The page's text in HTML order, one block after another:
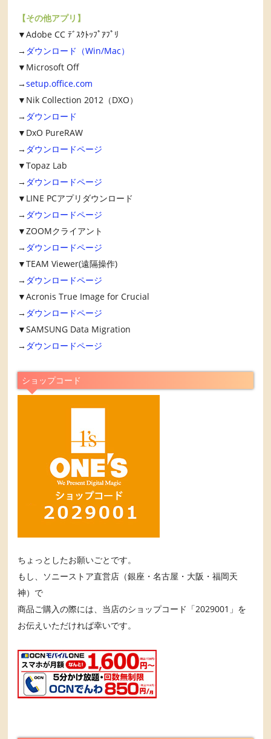
【その他アプリ】
▼Adobe CC ﾃﾞｽｸﾄｯﾌﾟｱﾌﾟﾘ
→ ダウンロード（Win/Mac）
▼Microsoft Off
→setup.office.com
▼Nik Collection 2012（DXO）
→ ダウンロード
▼DxO PureRAW
→ ダウンロードページ
▼Topaz Lab
→ ダウンロードページ
▼LINE PCアプリダウンロード
→ ダウンロードページ
▼ZOOMクライアント
→ ダウンロードページ
▼TEAM Viewer(遠隔操作)
→ ダウンロードページ
▼Acronis True Image for Crucial
→ ダウンロードページ
▼SAMSUNG Data Migration
→ ダウンロードページ
ショップコード
ちょっとしたお願いごとです。
もし、ソニーストア直営店（銀座・名古屋・大阪・福岡天
神）で
商品ご購入の際には、当店のショップコード「2029001」を
お伝えいただければ幸いです。